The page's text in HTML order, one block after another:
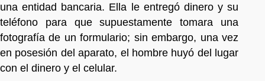
una entidad bancaria. Ella le entregó dinero y su
teléfono para que supuestamente tomara una
fotografía de un formulario; sin embargo, una vez
en posesión del aparato, el hombre huyó del lugar
con el dinero y el celular.